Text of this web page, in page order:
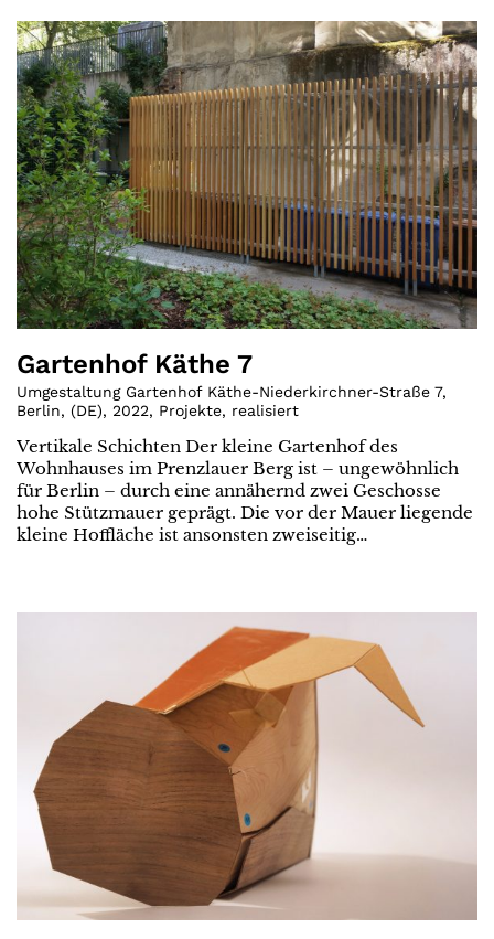
Gartenhof Käthe 7
Umgestaltung Gartenhof Käthe-Niederkirchner-Straße 7,
Berlin, (DE), 2022, Projekte, realisiert
Vertikale Schichten Der kleine Gartenhof des
Wohnhauses im Prenzlauer Berg ist – ungewöhnlich
für Berlin – durch eine annähernd zwei Geschosse
hohe Stützmauer geprägt. Die vor der Mauer liegende
kleine Hoffläche ist ansonsten zweiseitig…